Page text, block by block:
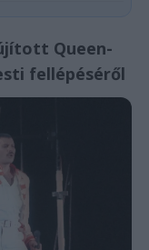
Queen-
fellépéséről